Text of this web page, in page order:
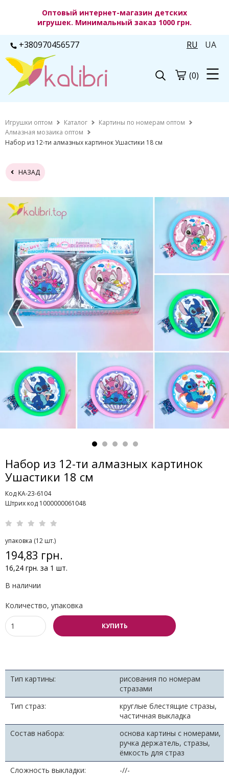
Оптовый интернет-магазин детских
игрушек. Минимальный заказ 1000 грн.
+380970456577 RU UA
(0)
Игрушки оптом Каталог
Картины по номерам оптом
Алмазная мозаика оптом
Набор из 12-ти алмазных картинок Ушастики 18 см
НАЗАД
Набор из 12-ти алмазных картинок
Ушастики 18 см
Код KA-23-6104
Штрих код 1000000061048
упаковка (12 шт.)
194,83 грн.
16,24 грн. за 1 шт.
В наличии
Количество, упаковка
КУПИТЬ
Тип картины:
рисования по номерам
стразами
Тип страз:
круглые блестящие стразы,
частичная выкладка
Состав набора:
основа картины с номерами,
ручка держатель, стразы,
ёмкость для страз
Сложность выкладки:
-//-